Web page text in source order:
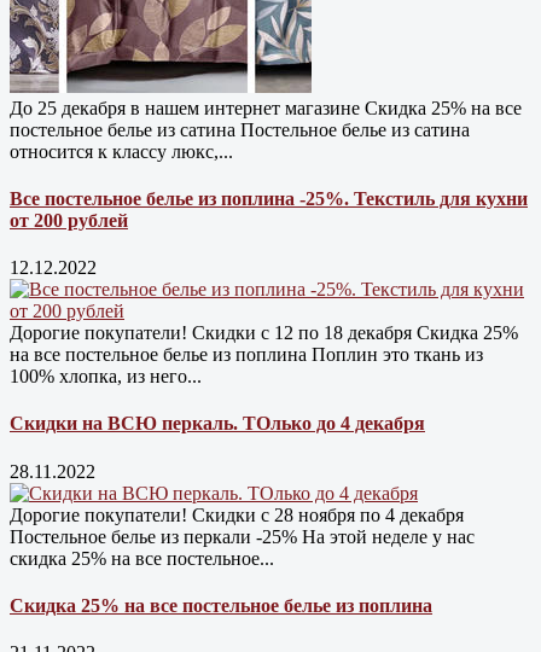
До 25 декабря в нашем интернет магазине Cкидка 25% на все
постельное белье из сатина Постельное белье из сатина
относится к классу люкс,...
Все постельное белье из поплина -25%. Текстиль для кухни
от 200 рублей
12.12.2022
Дорогие покупатели! Скидки с 12 по 18 декабря Скидка 25%
на все постельное белье из поплина Поплин это ткань из
100% хлопка, из него...
Скидки на ВСЮ перкаль. ТОлько до 4 декабря
28.11.2022
Дорогие покупатели! Скидки с 28 ноября по 4 декабря
Постельное белье из перкали -25% На этой неделе у нас
скидка 25% на все постельное...
Скидка 25% на все постельное белье из поплина